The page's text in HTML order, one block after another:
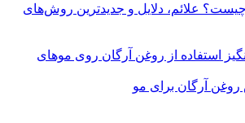
علائم، دلایل و جدیدترین روش‌های
آرگان برای مو